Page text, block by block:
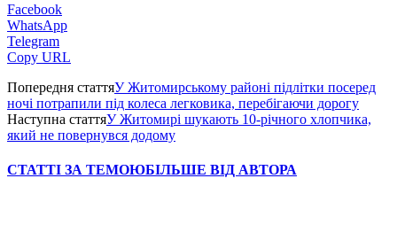
Facebook
WhatsApp
Telegram
Copy URL
Попередня статтяУ Житомирському районі підлітки посеред
ночі потрапили під колеса легковика, перебігаючи дорогу
Наступна статтяУ Житомирі шукають 10-річного хлопчика,
який не повернувся додому
СТАТТІ ЗА ТЕМОЮБІЛЬШЕ ВІД АВТОРА